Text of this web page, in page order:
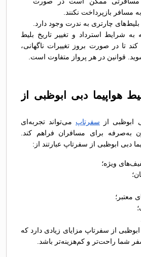
مسافر بازپرداخت نکنند.
بلیط‌های چارتری به ندرت وجود دارد.
به شرایط استرداد و تغییر تاریخ بلیط
تا در صورت بروز تغییرات ناگهانی،
قوانین در هر پرواز متفاوت است.
هواپیما دبی ابوظبی از
ابوظبی از سفرتاپ می‌تواند تجربه‌ای
به‌صرفه برای مسافران فراهم کند.
دبی ابوظبی از سفرتاپ عبارتند از:
ویژه؛
معتبر؛
ابوظبی از سفرتاپ مزایای زیادی دارد که
شما راحت‌تر و کم‌هزینه‌تر باشد.